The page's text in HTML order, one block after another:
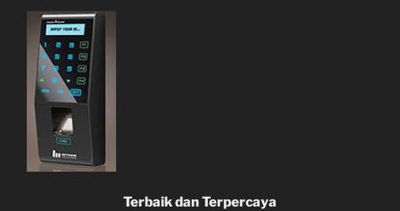
Terbaik dan Terpercaya